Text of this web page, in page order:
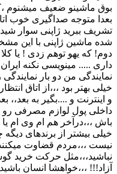
بوق ماشینو ضعیف میشنوم
بعدا متوجه صداگیری خوب
تشریف ببرید ژاپنی سوار
شده ماشین ژاپنی با این
دوم! که یهو توهم زدی ! یا
داری ..... مینویسی نکنه
نمایندگی من دو بار
خیلی بهتر بود ،،،از اتاق
و اینترنت و ....بگیر به
داخلی پول لوازم مصرفی رو
باش ،،،درآخر هم ام وی ام
خیلی بیشتر از برندهای
نیست ،،،مردم قضاوت
نباشید،،،مثل حرکت خرید
آزاد!!! ،،،خواهشا انسان